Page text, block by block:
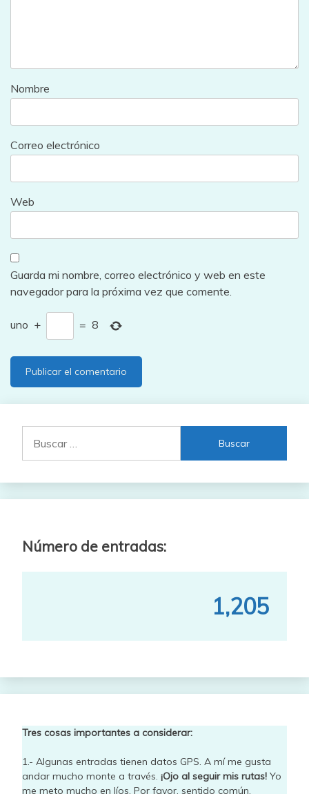
Nombre
Correo electrónico
Web
Guarda mi nombre, correo electrónico y web en este
navegador para la próxima vez que comente.
uno + = 8
Número de entradas:
1,205
Tres cosas importantes a considerar:
1.- Algunas entradas tienen datos GPS. A mí me gusta
andar mucho monte a través. ¡Ojo al seguir mis rutas! Yo
me meto mucho en líos. Por favor, sentido común.